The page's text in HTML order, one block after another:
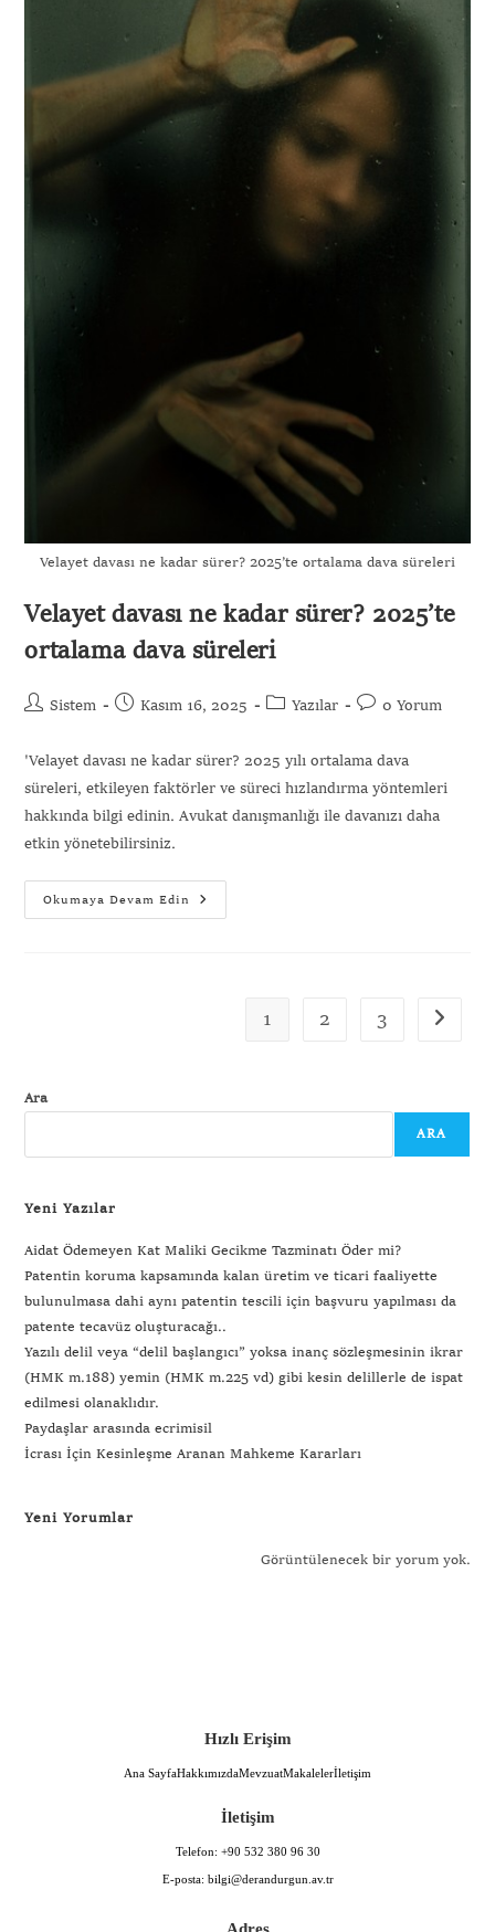
Velayet davası ne kadar sürer? 2025’te ortalama dava süreleri
Velayet davası ne kadar sürer? 2025’te
ortalama dava süreleri
Sistem Kasım 16, 2025 Yazılar 0 Yorum
'Velayet davası ne kadar sürer? 2025 yılı ortalama dava
süreleri, etkileyen faktörler ve süreci hızlandırma yöntemleri
hakkında bilgi edinin. Avukat danışmanlığı ile davanızı daha
etkin yönetebilirsiniz.
Okumaya Devam Edin
1 2 3
Ara
ARA
Yeni Yazılar
Aidat Ödemeyen Kat Maliki Gecikme Tazminatı Öder mi?
Patentin koruma kapsamında kalan üretim ve ticari faaliyette
bulunulmasa dahi aynı patentin tescili için başvuru yapılması da
patente tecavüz oluşturacağı..
Yazılı delil veya “delil başlangıcı” yoksa inanç sözleşmesinin ikrar
(HMK m.188) yemin (HMK m.225 vd) gibi kesin delillerle de ispat
edilmesi olanaklıdır.
Paydaşlar arasında ecrimisil
İcrası İçin Kesinleşme Aranan Mahkeme Kararları
Yeni Yorumlar
Görüntülenecek bir yorum yok.
Hızlı Erişim
Ana SayfaHakkımızdaMevzuatMakalelerİletişim
İletişim
Telefon: +90 532 380 96 30
E-posta: bilgi@derandurgun.av.tr